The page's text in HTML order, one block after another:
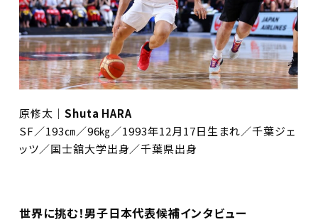
原修太 ｜Shuta HARA
SF／193㎝／96㎏／1993年12月17日生まれ／千葉ジェ
ッツ／国士舘大学出身／千葉県出身
世界に挑む！男子日本代表候補インタビュー